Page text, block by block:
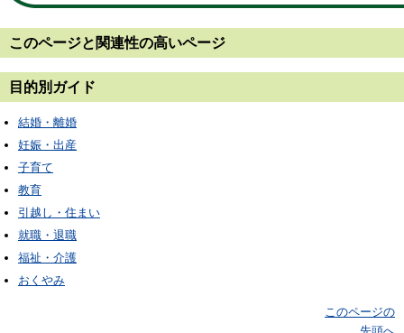
このページと 関連性の高いページ
目的別ガイド
結婚・離婚
妊娠・出産
子育て
教育
引越し・住まい
就職・退職
福祉・介護
おくやみ
このページの